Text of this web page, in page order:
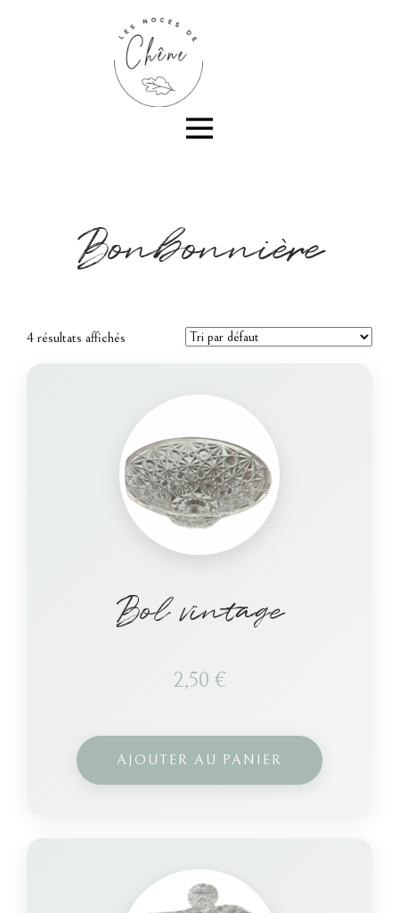
Bonbonnière
4 résultats affichés
Bol vintage
2,50 €
AJOUTER AU PANIER